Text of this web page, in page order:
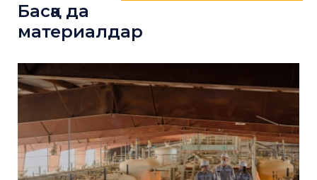
Басқа да
материалдар